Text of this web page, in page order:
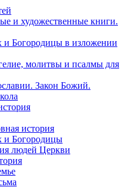
и художественные книги.
и Богородицы в изложении
молитвы и псалмы для
Закон Божий.
история
и Богородицы
людей Церкви